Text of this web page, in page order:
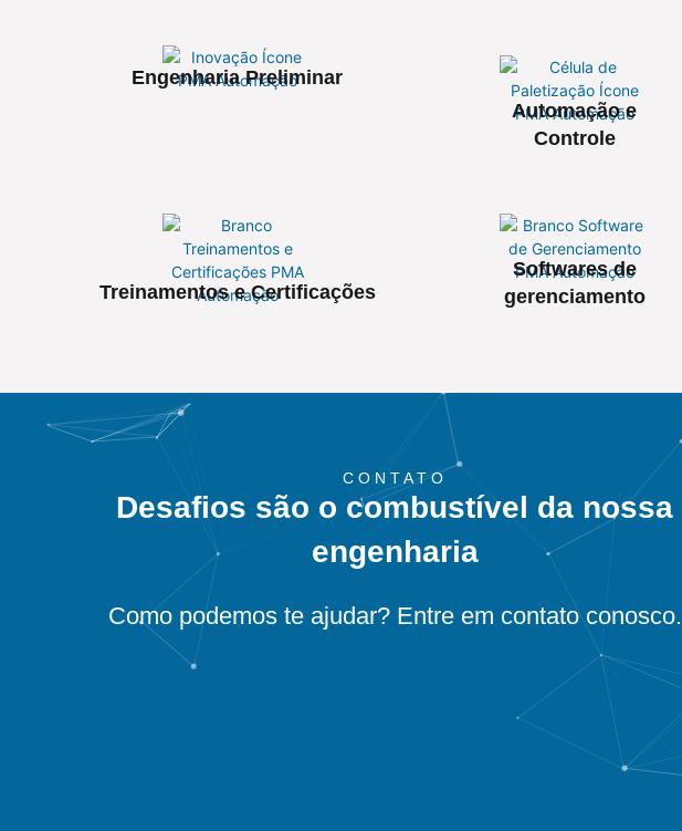
Engenharia Preliminar
Automação e
Controle
Treinamentos e Certificações
Softwares de
gerenciamento
CONTATO
Desafios são o combustível da nossa
engenharia
Como podemos te ajudar? Entre em contato conosco.